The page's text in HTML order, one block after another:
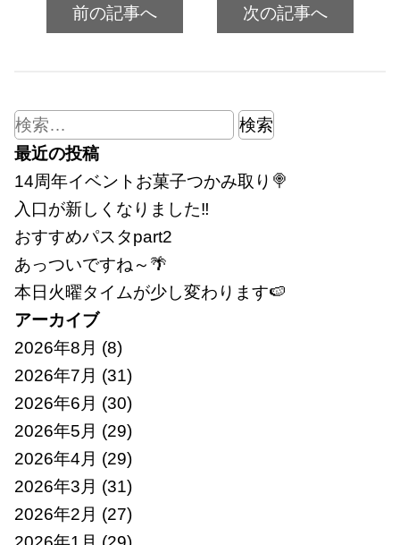
前の記事へ 次の記事へ
検
索:
最近の投稿
14周年イベントお菓子つかみ取り🍭
入口が新しくなりました‼
おすすめパスタpart2
あっついですね～🌴
本日火曜タイムが少し変わります🍉
アーカイブ
2026年8月 (8)
2026年7月 (31)
2026年6月 (30)
2026年5月 (29)
2026年4月 (29)
2026年3月 (31)
2026年2月 (27)